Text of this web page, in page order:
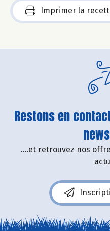
Imprimer la
Restons en
....et retrouvez nos